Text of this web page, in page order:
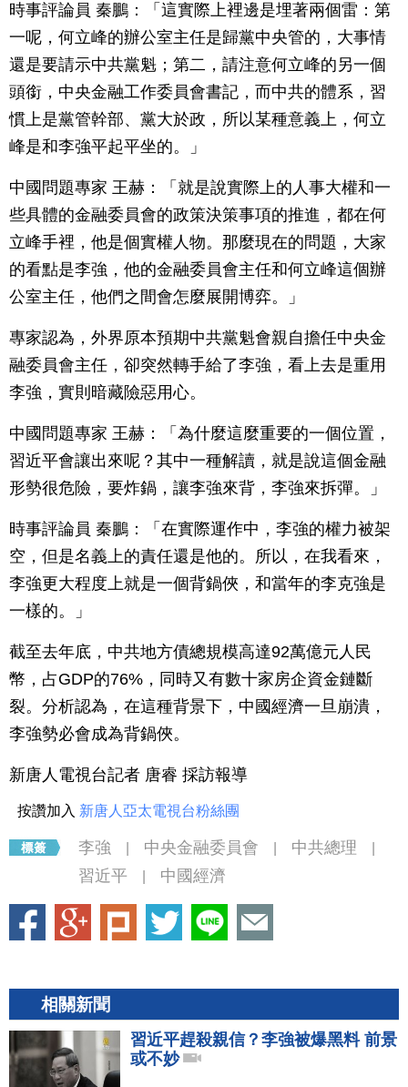
時事評論員 秦鵬：「這實際上裡邊是埋著兩個雷：第
一呢，何立峰的辦公室主任是歸黨中央管的，大事情
還是要請示中共黨魁；第二，請注意何立峰的另一個
頭銜，中央金融工作委員會書記，而中共的體系，習
慣上是黨管幹部、黨大於政，所以某種意義上，何立
峰是和李強平起平坐的。」
中國問題專家 王赫：「就是說實際上的人事大權和一
些具體的金融委員會的政策決策事項的推進，都在何
立峰手裡，他是個實權人物。那麼現在的問題，大家
的看點是李強，他的金融委員會主任和何立峰這個辦
公室主任，他們之間會怎麼展開博弈。」
專家認為，外界原本預期中共黨魁會親自擔任中央金
融委員會主任，卻突然轉手給了李強，看上去是重用
李強，實則暗藏險惡用心。
中國問題專家 王赫：「為什麼這麼重要的一個位置，
習近平會讓出來呢？其中一種解讀，就是說這個金融
形勢很危險，要炸鍋，讓李強來背，李強來拆彈。」
時事評論員 秦鵬：「在實際運作中，李強的權力被架
空，但是名義上的責任還是他的。所以，在我看來，
李強更大程度上就是一個背鍋俠，和當年的李克強是
一樣的。」
截至去年底，中共地方債總規模高達92萬億元人民
幣，占GDP的76%，同時又有數十家房企資金鏈斷
裂。分析認為，在這種背景下，中國經濟一旦崩潰，
李強勢必會成為背鍋俠。
新唐人電視台記者 唐睿 採訪報導
按讚加入 新唐人亞太電視台粉絲團
李強 中央金融委員會 中共總理
習近平 中國經濟
相關新聞
習近平趕殺親信？李強被爆黑料 前景
或不妙